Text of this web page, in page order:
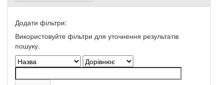
Додати фільтри:
Використовуйте фільтри для уточнення результатів
пошуку.